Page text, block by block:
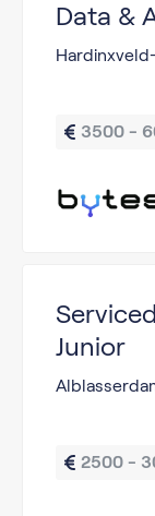
Data &
3500 -
Junior
2500 -